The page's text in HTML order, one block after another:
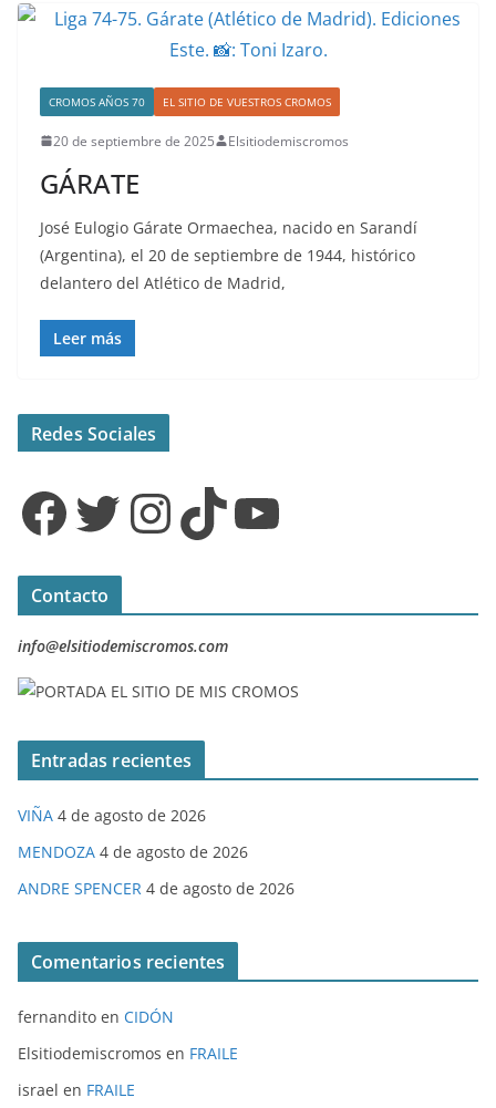
CROMOS AÑOS 70 EL SITIO DE VUESTROS CROMOS
20 de septiembre de 2025 Elsitiodemiscromos
GÁRATE
José Eulogio Gárate Ormaechea, nacido en Sarandí
(Argentina), el 20 de septiembre de 1944, histórico
delantero del Atlético de Madrid,
Leer más
Redes Sociales
Facebook Twitter InstagramTikTok YouTube
Contacto
info@elsitiodemiscromos.com
Entradas recientes
VIÑA 4 de agosto de 2026
MENDOZA 4 de agosto de 2026
ANDRE SPENCER 4 de agosto de 2026
Comentarios recientes
fernandito en CIDÓN
Elsitiodemiscromos en FRAILE
israel en FRAILE